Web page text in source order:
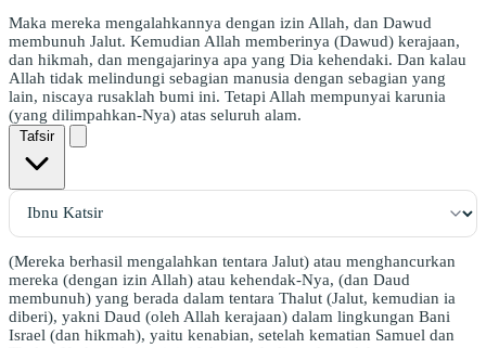
Maka mereka mengalahkannya dengan izin Allah, dan Dawud
membunuh Jalut. Kemudian Allah memberinya (Dawud) kerajaan,
dan hikmah, dan mengajarinya apa yang Dia kehendaki. Dan kalau
Allah tidak melindungi sebagian manusia dengan sebagian yang
lain, niscaya rusaklah bumi ini. Tetapi Allah mempunyai karunia
(yang dilimpahkan-Nya) atas seluruh alam.
Tafsir
(Mereka berhasil mengalahkan tentara Jalut) atau menghancurkan
mereka (dengan izin Allah) atau kehendak-Nya, (dan Daud
membunuh) yang berada dalam tentara Thalut (Jalut, kemudian ia
diberi), yakni Daud (oleh Allah kerajaan) dalam lingkungan Bani
Israel (dan hikmah), yaitu kenabian, setelah kematian Samuel dan